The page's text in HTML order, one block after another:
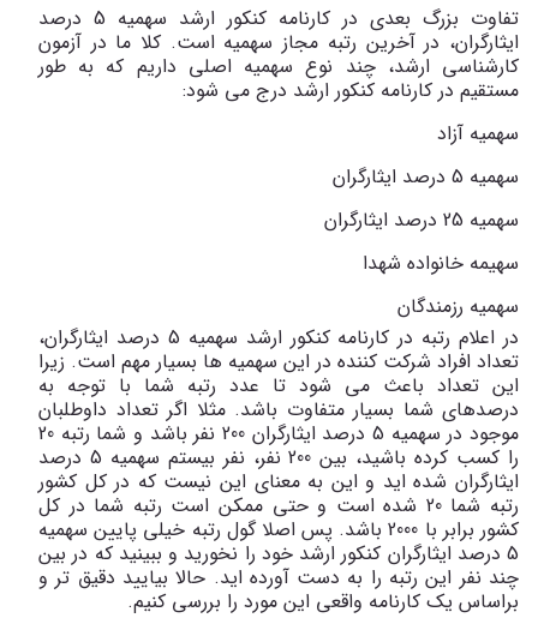
تفاوت بزرگ بعدی در کارنامه کنکور ارشد سهمیه 5 درصد
ایثارگران، در آخرین رتبه مجاز سهمیه است. کلا ما در آزمون
کارشناسی ارشد، چند نوع سهمیه اصلی داریم که به طور
مستقیم در کارنامه کنکور ارشد درج می شود:
سهمیه آزاد
سهمیه 5 درصد ایثارگران
سهمیه 25 درصد ایثارگران
سهیمه خانواده شهدا
سهمیه رزمندگان
در اعلام رتبه در کارنامه کنکور ارشد سهمیه 5 درصد ایثارگران،
تعداد افراد شرکت کننده در این سهمیه ها بسیار مهم است. زیرا
این تعداد باعث می شود تا عدد رتبه شما با توجه به
درصدهای شما بسیار متفاوت باشد. مثلا اگر تعداد داوطلبان
موجود در سهمیه 5 درصد ایثارگران 200 نفر باشد و شما رتبه 20
را کسب کرده باشید، بین 200 نفر، نفر بیستم سهمیه 5 درصد
ایثارگران شده اید و این به معنای این نیست که در کل کشور
رتبه شما 20 شده است و حتی ممکن است رتبه شما در کل
کشور برابر با 2000 باشد. پس اصلا گول رتبه خیلی پایین سهمیه
5 درصد ایثارگران کنکور ارشد خود را نخورید و ببینید که در بین
چند نفر این رتبه را به دست آورده اید. حالا بیایید دقیق تر و
براساس یک کارنامه واقعی این مورد را بررسی کنیم.